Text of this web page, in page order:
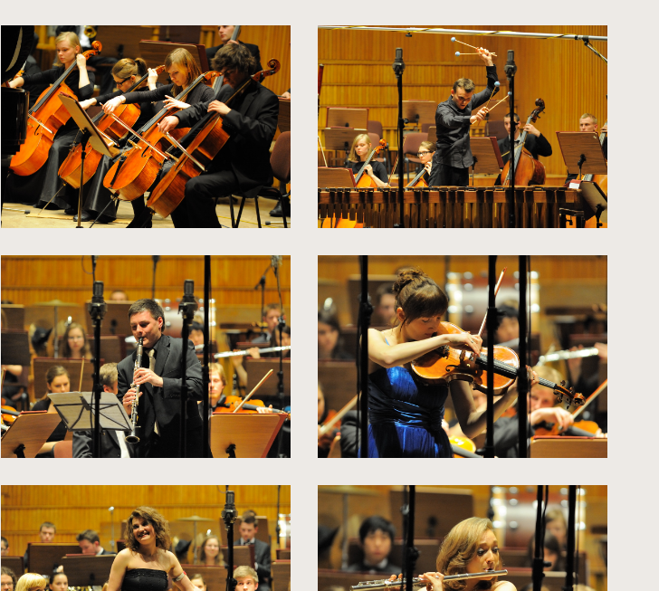
spowoduje
powiększenie
zdjęcia
do
rozmiarów
oryginalnych
spowoduje
zdjęcia
do
rozmiarów
oryginalnych
spowoduje
powiększenie
zdjęcia
do
rozmiarów
oryginalnych
spowoduje
powiększenie
zdjęcia
do
rozmiarów
oryginalnych
spowoduje
powiększenie
zdjęcia
do
rozmiarów
oryginalnych
spowoduje
powiększenie
zdjęcia
do
rozmiarów
oryginalnych